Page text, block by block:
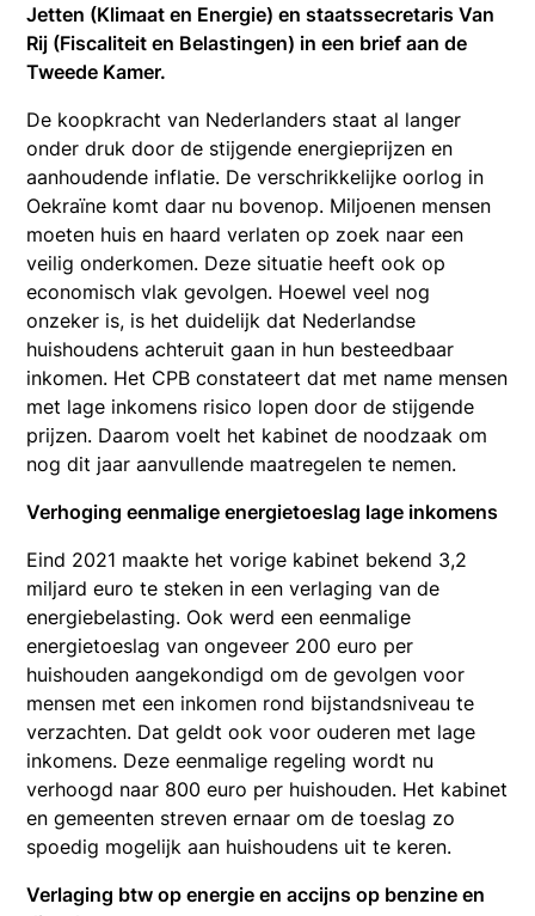
Jetten (Klimaat en Energie) en staatssecretaris Van
Rij (Fiscaliteit en Belastingen) in een brief aan de
Tweede Kamer.
De koopkracht van Nederlanders staat al langer
onder druk door de stijgende energieprijzen en
aanhoudende inflatie. De verschrikkelijke oorlog in
Oekraïne komt daar nu bovenop. Miljoenen mensen
moeten huis en haard verlaten op zoek naar een
veilig onderkomen. Deze situatie heeft ook op
economisch vlak gevolgen. Hoewel veel nog
onzeker is, is het duidelijk dat Nederlandse
huishoudens achteruit gaan in hun besteedbaar
inkomen. Het CPB constateert dat met name mensen
met lage inkomens risico lopen door de stijgende
prijzen. Daarom voelt het kabinet de noodzaak om
nog dit jaar aanvullende maatregelen te nemen.
Verhoging eenmalige energietoeslag lage inkomens
Eind 2021 maakte het vorige kabinet bekend 3,2
miljard euro te steken in een verlaging van de
energiebelasting. Ook werd een eenmalige
energietoeslag van ongeveer 200 euro per
huishouden aangekondigd om de gevolgen voor
mensen met een inkomen rond bijstandsniveau te
verzachten. Dat geldt ook voor ouderen met lage
inkomens. Deze eenmalige regeling wordt nu
verhoogd naar 800 euro per huishouden. Het kabinet
en gemeenten streven ernaar om de toeslag zo
spoedig mogelijk aan huishoudens uit te keren.
Verlaging btw op energie en accijns op benzine en